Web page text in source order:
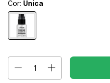
Cor: Unica